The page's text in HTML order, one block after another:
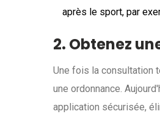
après le sport, par
2. Obtenez
Une fois la consultation
une ordonnance.
application sécurisée,